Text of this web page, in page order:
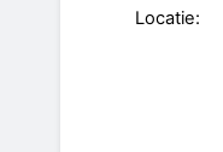
Locatie: